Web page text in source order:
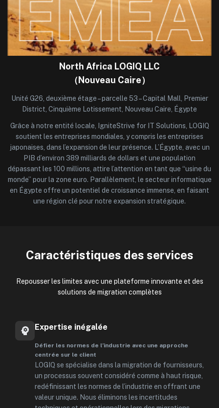
North Africa LOGIQ LLC
（Nouveau Caire）
Unité G26, deuxième étage – parcelle 53 – Capital Mall, Premier
District, Cinquième Lotissement, Nouveau Caire, Égypte
Grâce à notre entité locale, IgniteStrive for IT Solutions, LOGIQ
soutient les entreprises mondiales, y compris les entreprises
japonaises, dans l’expansion de leur présence. L’Égypte, avec un
PIB d’environ 389 milliards de dollars et une population
dépassant les 100 millions, attire l’attention en tant que “usine du
monde” pour la zone euro. Parallèlement, le secteur informatique
en Égypte offre un potentiel de croissance immense, en faisant
une région clé pour notre expansion stratégique.
Caractéristiques des services
Repousser les limites avec une plateforme innovante et des
solutions de migration complètes
Expertise inégalée
Défier les normes de l’industrie avec une approche
centrée sur le client
LOGIQ se spécialise dans la migration de fournisseurs,
un processus souvent considéré comme à haut risque,
redéfinissant les normes de l’industrie en offrant une
valeur unique. Nous éliminons les incertitudes